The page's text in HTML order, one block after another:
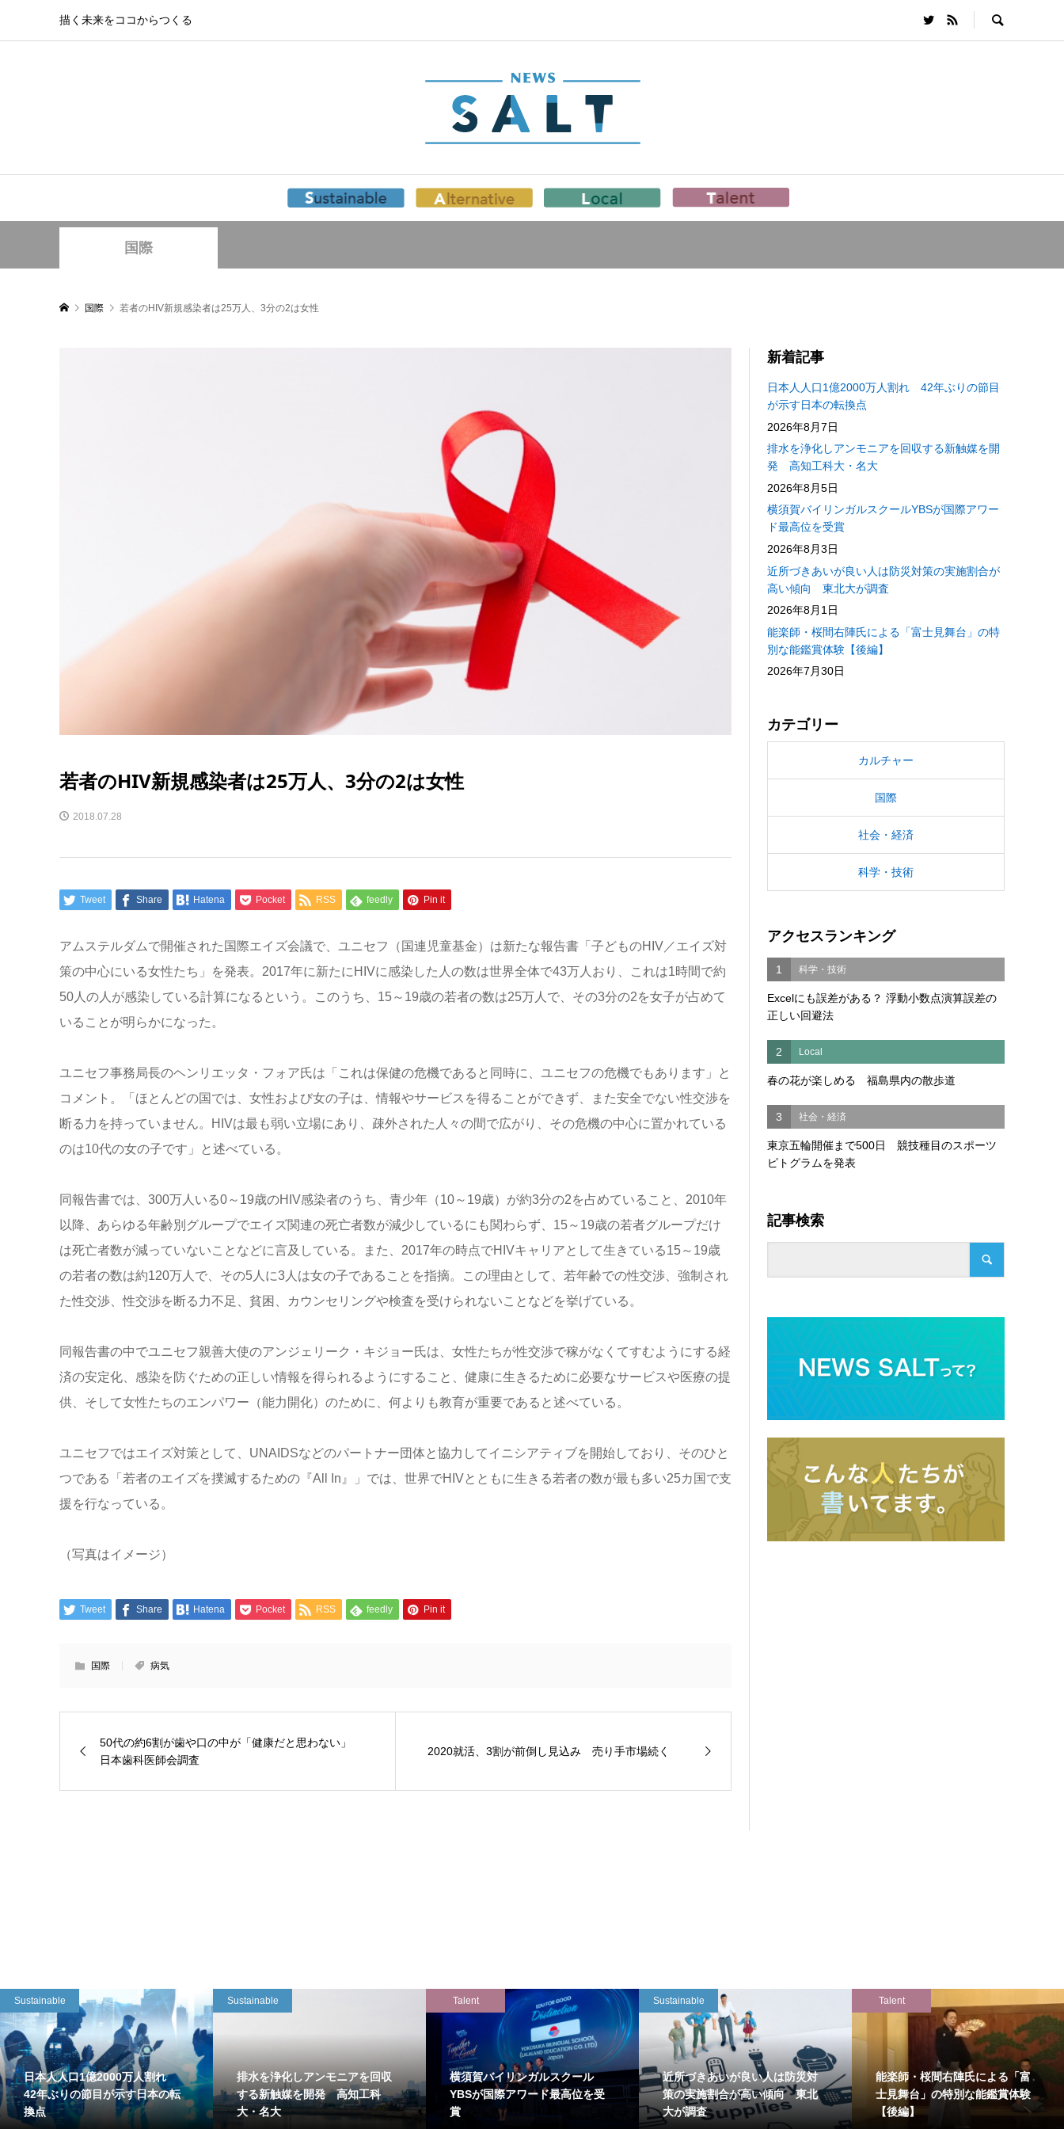
描く未来をココからつくる
国際
国際 若者のHIV新規感染者は25万人、3分の2は女性
若者のHIV新規感染者は25万人、3分の2は女性
2018.07.28
Tweet Share Hatena Pocket RSS feedly Pin it
アムステルダムで開催された国際エイズ会議で、ユニセフ（国連児童基金）は新たな報告書「子どものHIV／エイズ対
策の中心にいる女性たち」を発表。2017年に新たにHIVに感染した人の数は世界全体で43万人おり、これは1時間で約
50人の人が感染している計算になるという。このうち、15～19歳の若者の数は25万人で、その3分の2を女子が占めて
いることが明らかになった。
ユニセフ事務局長のヘンリエッタ・フォア氏は「これは保健の危機であると同時に、ユニセフの危機でもあります」と
コメント。「ほとんどの国では、女性および女の子は、情報やサービスを得ることができず、また安全でない性交渉を
断る力を持っていません。HIVは最も弱い立場にあり、疎外された人々の間で広がり、その危機の中心に置かれている
のは10代の女の子です」と述べている。
同報告書では、300万人いる0～19歳のHIV感染者のうち、青少年（10～19歳）が約3分の2を占めていること、2010年
以降、あらゆる年齢別グループでエイズ関連の死亡者数が減少しているにも関わらず、15～19歳の若者グループだけ
は死亡者数が減っていないことなどに言及している。また、2017年の時点でHIVキャリアとして生きている15～19歳
の若者の数は約120万人で、その5人に3人は女の子であることを指摘。この理由として、若年齢での性交渉、強制され
た性交渉、性交渉を断る力不足、貧困、カウンセリングや検査を受けられないことなどを挙げている。
同報告書の中でユニセフ親善大使のアンジェリーク・キジョー氏は、女性たちが性交渉で稼がなくてすむようにする経
済の安定化、感染を防ぐための正しい情報を得られるようにすること、健康に生きるために必要なサービスや医療の提
供、そして女性たちのエンパワー（能力開化）のために、何よりも教育が重要であると述べている。
ユニセフではエイズ対策として、UNAIDSなどのパートナー団体と協力してイニシアティブを開始しており、そのひと
つである「若者のエイズを撲滅するための『All In』」では、世界でHIVとともに生きる若者の数が最も多い25カ国で支
援を行なっている。
（写真はイメージ）
Tweet Share Hatena Pocket RSS feedly Pin it
国際 病気
50代の約6割が歯や口の中が「健康だと思わない」
日本歯科医師会調査
2020就活、3割が前倒し見込み 売り手市場続く
新着記事
日本人人口1億2000万人割れ 42年ぶりの節目
が示す日本の転換点
2026年8月7日
排水を浄化しアンモニアを回収する新触媒を開
発 高知工科大・名大
2026年8月5日
横須賀バイリンガルスクールYBSが国際アワー
ド最高位を受賞
2026年8月3日
近所づきあいが良い人は防災対策の実施割合が
高い傾向 東北大が調査
2026年8月1日
能楽師・桜間右陣氏による「富士見舞台」の特
別な能鑑賞体験【後編】
2026年7月30日
カテゴリー
カルチャー
国際
社会・経済
科学・技術
アクセスランキング
1 科学・技術
Excelにも誤差がある？ 浮動小数点演算誤差の
正しい回避法
2 Local
春の花が楽しめる 福島県内の散歩道
3 社会・経済
東京五輪開催まで500日 競技種目のスポーツ
ピトグラムを発表
記事検索
Sustainable
日本人人口1億2000万人割れ
42年ぶりの節目が示す日本の転
換点
Sustainable
排水を浄化しアンモニアを回収
する新触媒を開発 高知工科
大・名大
Talent
横須賀バイリンガルスクール
YBSが国際アワード最高位を受
賞
Sustainable
近所づきあいが良い人は防災対
策の実施割合が高い傾向 東北
大が調査
Talent
能楽師・桜間右陣氏による「富
士見舞台」の特別な能鑑賞体験
【後編】